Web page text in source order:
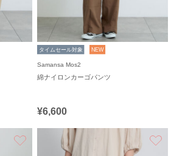
タイムセール対象 NEW
Samansa Mos2
綿ナイロンカーゴパンツ
¥6,600
お気に入り